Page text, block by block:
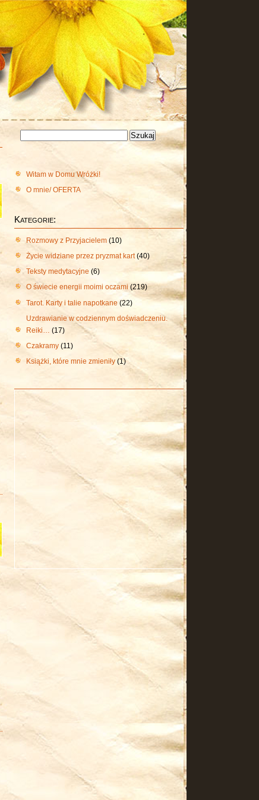
Witam w Domu Wróżki!
O mnie/ OFERTA
Kategorie:
Rozmowy z Przyjacielem (10)
Życie widziane przez pryzmat kart(40)
Teksty medytacyjne (6)
O świecie energii moimi oczami (219)
Tarot. Karty i talie napotkane (22)
Uzdrawianie w codziennym doświadczeniu.
Reiki… (17)
Czakramy (11)
Książki, które mnie zmieniły (1)